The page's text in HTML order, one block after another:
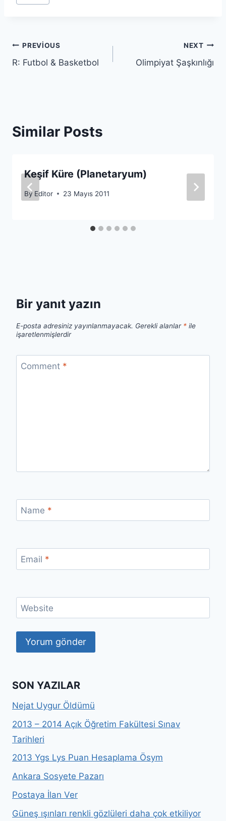
Tags:
Yazı
gezinmesi
PREVIOUS
R: Futbol & Basketbol
NEXT
Olimpiyat Şaşkınlığı
Similar Posts
Keşif Küre (Planetaryum)
By Editor 23 Mayıs 2011
Bir yanıt yazın
E-posta adresiniz yayınlanmayacak. Gerekli alanlar * ile
işaretlenmişlerdir
Comment *
Name *
Email *
Website
SON YAZILAR
Nejat Uygur Öldümü
2013 – 2014 Açık Öğretim Fakültesi Sınav
Tarihleri
2013 Ygs Lys Puan Hesaplama Ösym
Ankara Sosyete Pazarı
Postaya İlan Ver
Güneş ışınları renkli gözlüleri daha çok etkiliyor